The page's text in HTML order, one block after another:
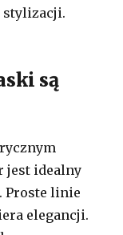
stylizacji.
są
jest idealny
Proste linie
elegancji.